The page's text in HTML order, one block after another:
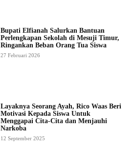
Bupati Elfianah Salurkan Bantuan
Perlengkapan Sekolah di Mesuji Timur,
Ringankan Beban Orang Tua Siswa
27 Februari 2026
Layaknya Seorang Ayah, Rico Waas Beri
Motivasi Kepada Siswa Untuk
Menggapai Cita-Cita dan Menjauhi
Narkoba
12 September 2025